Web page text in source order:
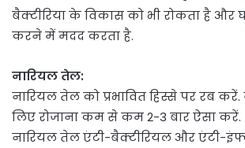
बैक्टीरिया के विकास को भी रोकता है और
करने में मदद करता है.
नारियल तेल:
नारियल तेल को प्रभावित हिस्से पर रब
लिए रोजाना कम से कम 2-3 बार ऐसा करें.
नारियल तेल एंटी-बैक्टीरियल और एंटी-